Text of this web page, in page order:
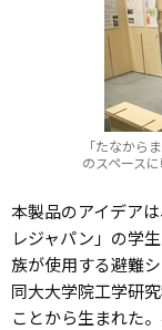
「たなから
のスペース
本製品のアイデア
レジャパン」の学
族が使用する避難
同大大学院工学研
ことから生まれた